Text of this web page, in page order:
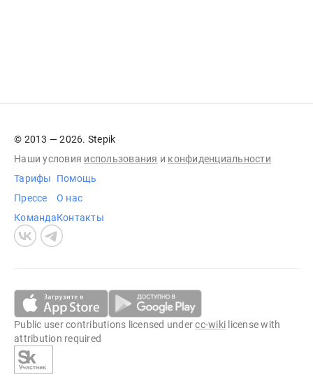
© 2013 — 2026. Stepik
Наши условия использования и конфиденциальности
Тарифы
Прессе
Команда
Помощь
О нас
Контакты
Public user contributions licensed undercc-wiki license with
attribution required